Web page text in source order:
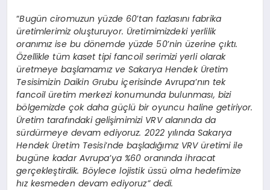
“Bugün ciromuzun yüzde 60’tan fazlasını fabrika
üretimlerimiz oluşturuyor. Üretimimizdeki yerlilik
oranımız ise bu dönemde yüzde 50’nin üzerine çıktı.
Özellikle tüm kaset tipi fancoil serimizi yerli olarak
üretmeye başlamamız ve Sakarya Hendek Üretim
Tesisimizin Daikin Grubu içerisinde Avrupa’nın tek
fancoil üretim merkezi konumunda bulunması, bizi
bölgemizde çok daha güçlü bir oyuncu haline getiriyor.
Üretim tarafındaki gelişimimizi VRV alanında da
sürdürmeye devam ediyoruz. 2022 yılında Sakarya
Hendek Üretim Tesisi’nde başladığımız VRV üretimi ile
bugüne kadar Avrupa’ya %60 oranında ihracat
gerçekleştirdik. Böylece lojistik üssü olma hedefimize
hız kesmeden devam ediyoruz” dedi.